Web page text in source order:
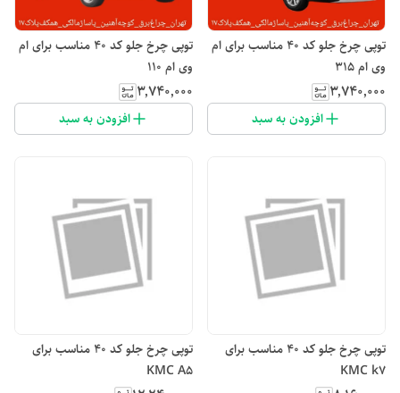
توپی چرخ جلو کد ۴۰ مناسب برای ام
وی ام 315
۳٬۷۴۰٬۰۰۰
افزودن به سبد
توپی چرخ جلو کد ۴۰ مناسب برای ام
وی ام 110
۳٬۷۴۰٬۰۰۰
افزودن به سبد
توپی چرخ جلو کد ۴۰ مناسب برای
KMC k7
توپی چرخ جلو کد ۴۰ مناسب برای
KMC A5